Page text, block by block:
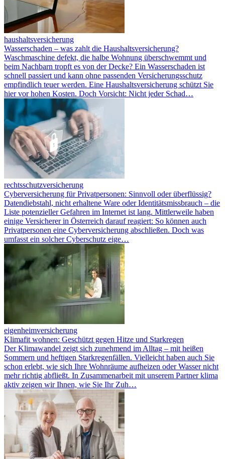
haushaltsversicherung
Wasserschaden – was zahlt die Haushaltsversicherung?
Waschmaschine defekt, die halbe Wohnung überschwemmt und
beim Nachbarn tropft es von der Decke? Ein Wasserschaden ist
schnell passiert und kann ohne passenden Versicherungsschutz
empfindlich teuer werden. Eine Haushaltsversicherung schützt Sie
hier vor hohen Kosten. Doch Vorsicht: Nicht jeder Schad…
rechtsschutzversicherung
Cyberversicherung für Privatpersonen: Sinnvoll oder überflüssig?
Datendiebstahl, nicht erhaltene Ware oder Identitätsmissbrauch – die
Liste potenzieller Gefahren im Internet ist lang. Mittlerweile haben
einige Versicherer in Österreich darauf reagiert: So können auch
Privatpersonen eine Cyberversicherung abschließen. Doch was
umfasst ein solcher Cyberschutz eige…
eigenheimversicherung
Klimafit wohnen: Geschützt gegen Hitze und Starkregen
Der Klimawandel zeigt sich zunehmend im Alltag – mit heißen
Sommern und heftigen Starkregenfällen. Vielleicht haben auch Sie
schon erlebt, wie sich Ihre Wohnräume aufheizen oder Wasser nicht
mehr richtig abfließt. In Zusammenarbeit mit unserem Partner klima
aktiv zeigen wir Ihnen, wie Sie Ihr Zuh…